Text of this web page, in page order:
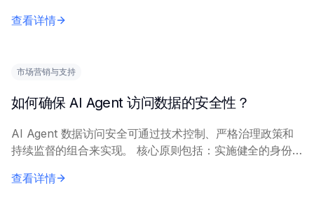
API；或实施 R...
查看详情
市场营销与支持
如何确保 AI Agent 访问数据的安全性？
AI Agent 数据访问安全可通过技术控制、严格治理政策和
持续监督的组合来实现。 核心原则包括：实施健全的身份
据使用加密；采用数据脱敏或令...
查看详情